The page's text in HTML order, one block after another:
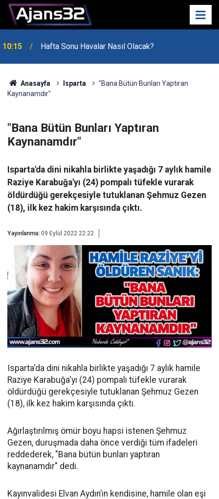
10:15 Hafta Sonu Havalar Nasıl Olacak?
Anasayfa Isparta
"Bana Bütün Bunları Yaptıran
Kaynanamdır"
"Bana Bütün Bunları Yaptıran
Kaynanamdır"
Isparta'da dini nikahla birlikte yaşadığı 7 aylık hamile
Raziye Karabuğa'yı (24) pompalı tüfekle vurarak
öldürdüğü gerekçesiyle tutuklanan Şehmuz Gezen
(18), ilk kez hakim karşısında çıktı.
Yayınlanma: 09 Eylül 2022 22:22
Isparta'da dini nikahla birlikte yaşadığı 7 aylık hamile
Raziye Karabuğa'yı (24) pompalı tüfekle vurarak
öldürdüğü gerekçesiyle tutuklanan Şehmuz Gezen
(18), ilk kez hakim karşısında çıktı.
Ağırlaştırılmış ömür boyu hapsi istenen Şehmuz
Gezen, duruşmada daha önce verdiği tüm ifadeleri
reddederek, "Bana bütün bunları yaptıran
kaynanamdır" dedi.
Kayınvalidesi Elvan Aydın’ın kendisine, hamile olan eşi